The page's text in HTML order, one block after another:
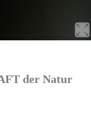
der Natur